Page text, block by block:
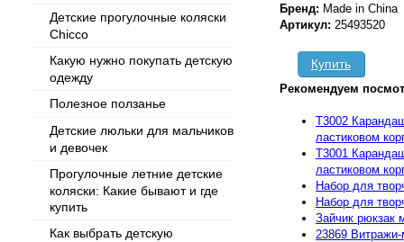
Детские прогулочные коляски
Chicco
Какую нужно покупать детскую
одежду
Полезное ползанье
Детские люльки для мальчиков
и девочек
Прогулочные летние детские
коляски: Какие бывают и где
купить
Как выбрать детскую
Бренд: Made in China
Артикул: 25493520
Купить
Рекомендуем
T3002
ластиковом
T3001
ластиковом
Набор для
Набор для
Зайчик рюкзак
23869